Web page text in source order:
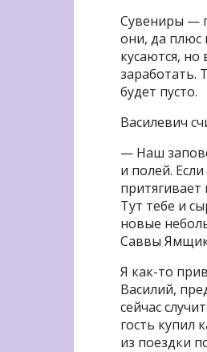
Сувениры —
они, да плюс
кусаются,
заработать.
будет пусто.
Василевич
— Наш
и полей.
Тут тебе и
новые
Саввы
Я как-то
Василий,
сейчас
гость купил
из поездки